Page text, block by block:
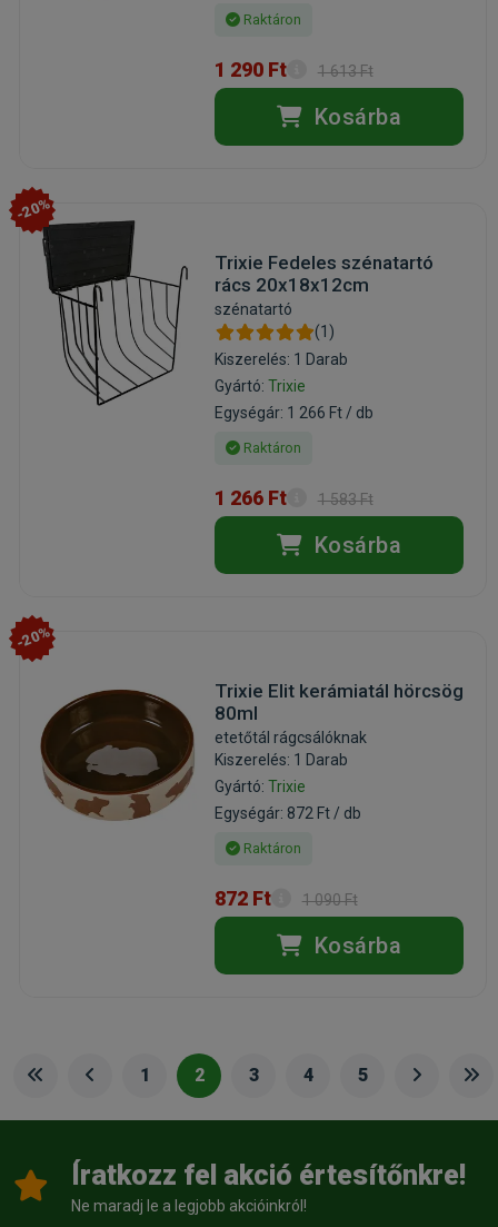
Raktáron
1 290 Ft 1 613 Ft
Kosárba
-20%
Trixie Fedeles szénatartó
rács 20x18x12cm
szénatartó
(1)
Kiszerelés: 1 Darab
Gyártó: Trixie
Egységár: 1 266 Ft / db
Raktáron
1 266 Ft 1 583 Ft
Kosárba
-20%
Trixie Elit kerámiatál hörcsög
80ml
etetőtál rágcsálóknak
Kiszerelés: 1 Darab
Gyártó: Trixie
Egységár: 872 Ft / db
Raktáron
872 Ft 1 090 Ft
Kosárba
1 2 3 4 5
Íratkozz fel akció értesítőnkre!
Ne maradj le a legjobb akcióinkról!